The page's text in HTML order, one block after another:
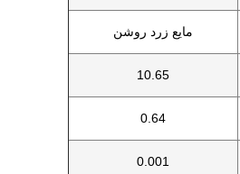
مایع زرد روشن
10.65
0.64
0.001